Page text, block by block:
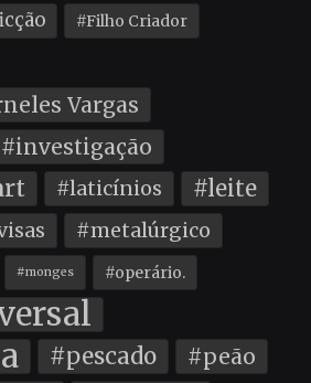
#Filho Criador
Vargas
#investigação
#laticínios #leite
#metalúrgico
#monges #operário.
#pescado #peão